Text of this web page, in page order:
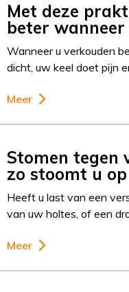
Met deze
beter
Wanneer u verkouden
dicht, uw keel doet pijn
Meer
Stomen tegen
zo stoomt u
Heeft u last van een
van uw holtes, of een
Meer